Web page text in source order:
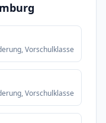
Vorschulklasse
Vorschulklasse